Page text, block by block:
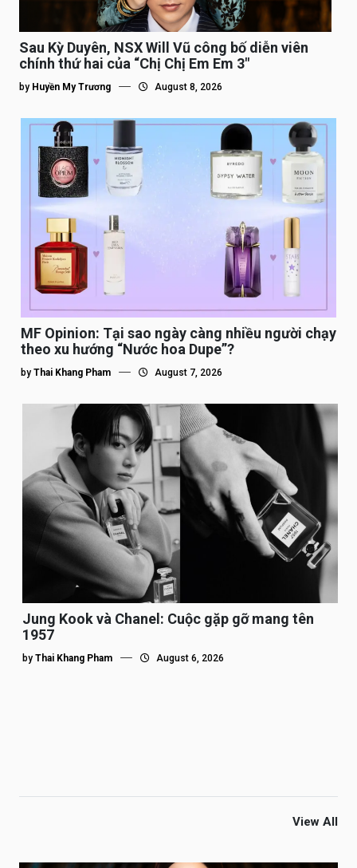
Sau Kỳ Duyên, NSX Will Vũ công bố diễn viên
chính thứ hai của “Chị Chị Em Em 3″
by Huyền My Trương August 8, 2026
MF Opinion: Tại sao ngày càng nhiều người chạy
theo xu hướng “Nước hoa Dupe”?
by Thai Khang Pham August 7, 2026
Jung Kook và Chanel: Cuộc gặp gỡ mang tên
1957
by Thai Khang Pham August 6, 2026
View All